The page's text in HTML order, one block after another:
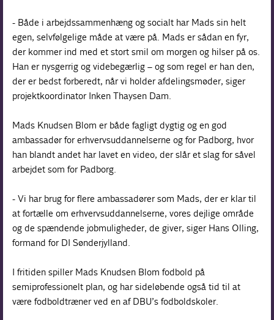
- Både i arbejdssammenhæng og socialt har Mads sin helt
egen, selvfølgelige måde at være på. Mads er sådan en fyr,
der kommer ind med et stort smil om morgen og hilser på os.
Han er nysgerrig og videbegærlig – og som regel er han den,
der er bedst forberedt, når vi holder afdelingsmøder, siger
projektkoordinator Inken Thaysen Dam.
Mads Knudsen Blom er både fagligt dygtig og en god
ambassadør for erhvervsuddannelserne og for Padborg, hvor
han blandt andet har lavet en video, der slår et slag for såvel
arbejdet som for Padborg.
- Vi har brug for flere ambassadører som Mads, der er klar til
at fortælle om erhvervsuddannelserne, vores dejlige område
og de spændende jobmuligheder, de giver, siger Hans Olling,
formand for DI Sønderjylland.
I fritiden spiller Mads Knudsen Blom fodbold på
semiprofessionelt plan, og har sideløbende også tid til at
være fodboldtræner ved en af DBU’s fodboldskoler.